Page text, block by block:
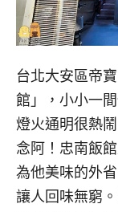
台北大安區帝
館」，小小一
燈火通明很熱
念阿！忠南飯
為他美味的外
讓人回味無窮